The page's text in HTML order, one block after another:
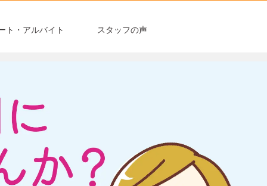
ト・アルバイト スタッフの声